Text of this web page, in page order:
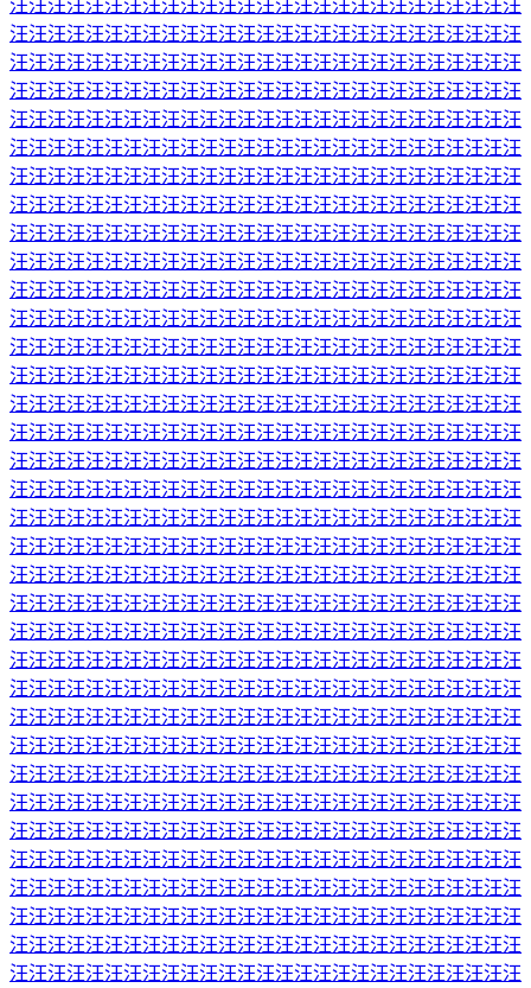
汪汪汪汪汪汪汪汪汪汪汪汪汪汪汪汪汪汪汪汪汪汪汪汪汪汪汪
汪汪汪汪汪汪汪汪汪汪汪汪汪汪汪汪汪汪汪汪汪汪汪汪汪汪汪
汪汪汪汪汪汪汪汪汪汪汪汪汪汪汪汪汪汪汪汪汪汪汪汪汪汪汪
汪汪汪汪汪汪汪汪汪汪汪汪汪汪汪汪汪汪汪汪汪汪汪汪汪汪汪
汪汪汪汪汪汪汪汪汪汪汪汪汪汪汪汪汪汪汪汪汪汪汪汪汪汪汪
汪汪汪汪汪汪汪汪汪汪汪汪汪汪汪汪汪汪汪汪汪汪汪汪汪汪汪
汪汪汪汪汪汪汪汪汪汪汪汪汪汪汪汪汪汪汪汪汪汪汪汪汪汪汪
汪汪汪汪汪汪汪汪汪汪汪汪汪汪汪汪汪汪汪汪汪汪汪汪汪汪汪
汪汪汪汪汪汪汪汪汪汪汪汪汪汪汪汪汪汪汪汪汪汪汪汪汪汪汪
汪汪汪汪汪汪汪汪汪汪汪汪汪汪汪汪汪汪汪汪汪汪汪汪汪汪汪
汪汪汪汪汪汪汪汪汪汪汪汪汪汪汪汪汪汪汪汪汪汪汪汪汪汪汪
汪汪汪汪汪汪汪汪汪汪汪汪汪汪汪汪汪汪汪汪汪汪汪汪汪汪汪
汪汪汪汪汪汪汪汪汪汪汪汪汪汪汪汪汪汪汪汪汪汪汪汪汪汪汪
汪汪汪汪汪汪汪汪汪汪汪汪汪汪汪汪汪汪汪汪汪汪汪汪汪汪汪
汪汪汪汪汪汪汪汪汪汪汪汪汪汪汪汪汪汪汪汪汪汪汪汪汪汪汪
汪汪汪汪汪汪汪汪汪汪汪汪汪汪汪汪汪汪汪汪汪汪汪汪汪汪汪
汪汪汪汪汪汪汪汪汪汪汪汪汪汪汪汪汪汪汪汪汪汪汪汪汪汪汪
汪汪汪汪汪汪汪汪汪汪汪汪汪汪汪汪汪汪汪汪汪汪汪汪汪汪汪
汪汪汪汪汪汪汪汪汪汪汪汪汪汪汪汪汪汪汪汪汪汪汪汪汪汪汪
汪汪汪汪汪汪汪汪汪汪汪汪汪汪汪汪汪汪汪汪汪汪汪汪汪汪汪
汪汪汪汪汪汪汪汪汪汪汪汪汪汪汪汪汪汪汪汪汪汪汪汪汪汪汪
汪汪汪汪汪汪汪汪汪汪汪汪汪汪汪汪汪汪汪汪汪汪汪汪汪汪汪
汪汪汪汪汪汪汪汪汪汪汪汪汪汪汪汪汪汪汪汪汪汪汪汪汪汪汪
汪汪汪汪汪汪汪汪汪汪汪汪汪汪汪汪汪汪汪汪汪汪汪汪汪汪汪
汪汪汪汪汪汪汪汪汪汪汪汪汪汪汪汪汪汪汪汪汪汪汪汪汪汪汪
汪汪汪汪汪汪汪汪汪汪汪汪汪汪汪汪汪汪汪汪汪汪汪汪汪汪汪
汪汪汪汪汪汪汪汪汪汪汪汪汪汪汪汪汪汪汪汪汪汪汪汪汪汪汪
汪汪汪汪汪汪汪汪汪汪汪汪汪汪汪汪汪汪汪汪汪汪汪汪汪汪汪
汪汪汪汪汪汪汪汪汪汪汪汪汪汪汪汪汪汪汪汪汪汪汪汪汪汪汪
汪汪汪汪汪汪汪汪汪汪汪汪汪汪汪汪汪汪汪汪汪汪汪汪汪汪汪
汪汪汪汪汪汪汪汪汪汪汪汪汪汪汪汪汪汪汪汪汪汪汪汪汪汪汪
汪汪汪汪汪汪汪汪汪汪汪汪汪汪汪汪汪汪汪汪汪汪汪汪汪汪汪
汪汪汪汪汪汪汪汪汪汪汪汪汪汪汪汪汪汪汪汪汪汪汪汪汪汪汪
汪汪汪汪汪汪汪汪汪汪汪汪汪汪汪汪汪汪汪汪汪汪汪汪汪汪汪
汪汪汪汪汪汪汪汪汪汪汪汪汪汪汪汪汪汪汪汪汪汪汪汪汪汪汪